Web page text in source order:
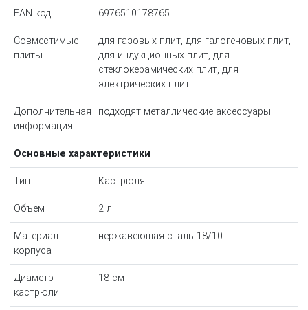
EAN код 6976510178765
Совместимые
плиты
для газовых плит, для галогеновых плит,
для индукционных плит, для
стеклокерамических плит, для
электрических плит
Дополнительная
информация
подходят металлические аксессуары
Основные характеристики
Тип Кастрюля
Объем 2 л
Материал
корпуса
нержавеющая сталь 18/10
Диаметр
кастрюли
18 см